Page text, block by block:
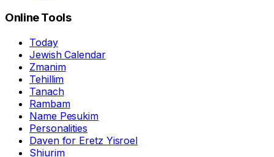
Online Tools
Today
Jewish Calendar
Zmanim
Tehillim
Tanach
Rambam
Name Pesukim
Personalities
Daven for Eretz Yisroel
Shiurim